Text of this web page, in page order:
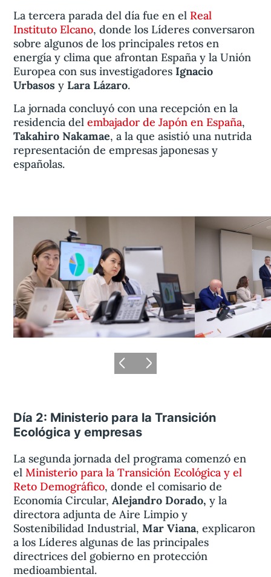
La tercera parada del día fue en el Real
Instituto Elcano, donde los Líderes conversaron
sobre algunos de los principales retos en
energía y clima que afrontan España y la Unión
Europea con sus investigadores Ignacio
Urbasos y Lara Lázaro.
La jornada concluyó con una recepción en la
residencia delembajador de Japón en España,
Takahiro Nakamae, a la que asistió una nutrida
representación de empresas japonesas y
españolas.
Día 2: Ministerio para la Transición
Ecológica y empresas
La segunda jornada del programa comenzó en
elMinisterio para la Transición Ecológica y el
Reto Demográfico, donde el comisario de
Economía Circular,Alejandro Dorado,y la
directora adjunta de Aire Limpio y
Sostenibilidad Industrial,Mar Viana, explicaron
a los Líderes algunas de las principales
directrices del gobierno en protección
medioambiental.